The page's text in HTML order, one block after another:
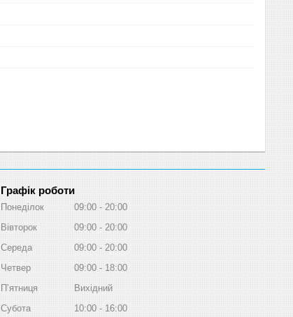
Графік роботи
Понеділок 09:00
20:00
Вівторок
09:00
20:00
Середа
09:00
20:00
Четвер
09:00
18:00
Пʼятниця
Вихідний
Субота
10:00 16:00